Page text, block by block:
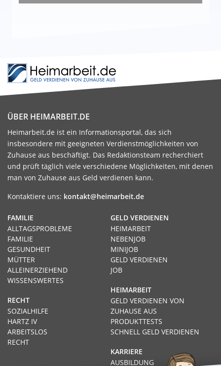
ÜBER HEIMARBEIT.DE
Heimarbeit.de ist ein Informationsportal, das sich
insbesondere mit geeigneten Verdienstmöglichkeiten von
Zuhause aus beschäftigt. Das Redaktionsteam recherchiert
und prüft täglich viele verschiedene Möglichkeiten, mit denen
man von Zuhause aus Geld verdienen kann.
Kontaktiere uns: kontakt@heimarbeit.de
GELD VERDIENEN
HEIMARBEIT
NEBENJOB
MINIJOB
GELD VERDIENEN
JOB
HEIMARBEIT
GELD VERDIENEN VON
ZUHAUSE AUS
PRODUKTTESTS
SCHNELL GELD VERDIENEN
KARRIERE
AUSBILDUNG
FAMILIE
ALLTAGSPROBLEME
FAMILIE
GESUNDHEIT
MÜTTER
ALLEINERZIEHEND
WISSENSWERTES
RECHT
SOZIALHILFE
HARTZ IV
ARBEITSLOS
RECHT